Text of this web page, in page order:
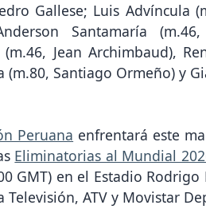
Gallese; Luis Advíncula
Santamaría
(m.46, Jean Archimbaud),
(m.80, Santiago Ormeño) y
Peruana enfrentará este
Eliminatorias al Mundial
GMT) en el Estadio
Televisión, ATV y Movistar